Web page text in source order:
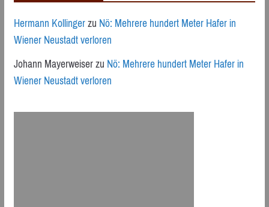
Hermann KollingerzuNö: Mehrere hundert Meter Hafer in
Wiener Neustadt verloren
Johann MayerweiserzuNö: Mehrere hundert Meter Hafer in
Wiener Neustadt verloren